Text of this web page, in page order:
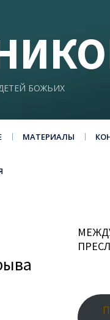
БОЖЬИХ
МАТЕРИАЛЫ